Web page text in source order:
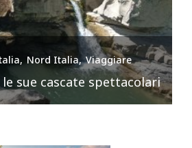
Nord Italia Viaggiare
sue cascate spettacolari